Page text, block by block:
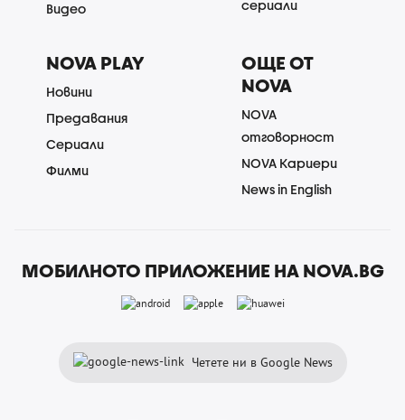
Видео
сериали
NOVA PLAY
Новини
Предавания
Сериали
Филми
ОЩЕ ОТ
NOVA
NOVA
отговорност
NOVA Кариери
News in English
МОБИЛНОТО ПРИЛОЖЕНИЕ НА NOVA.BG
Четете ни в Google News